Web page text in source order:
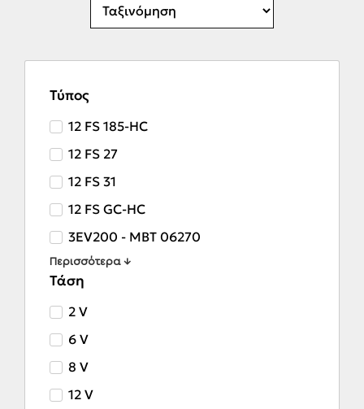
Τύπος
12 FS 185-HC
12 FS 27
12 FS 31
12 FS GC-HC
3EV200 - MBT 06270
Περισσότερα ↓
Τάση
2 V
6 V
8 V
12 V